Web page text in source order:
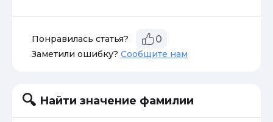
Понравилась статья? 0
Заметили ошибку? Сообщите нам
Найти значение фамилии